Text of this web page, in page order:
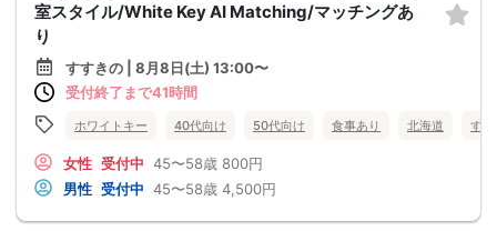
室スタイル/White Key AI Matching/マッチングあ
り
すすきの | 8月8日(土) 13:00〜
受付終了まで41時間
ホワイトキー 40代向け 50代向け 食事あり 北海道 す
女性 受付中 45〜58歳 800円
男性 受付中 45〜58歳 4,500円